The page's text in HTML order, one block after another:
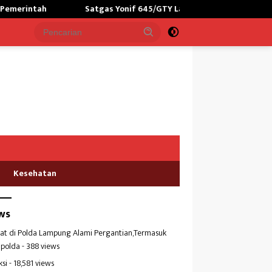
Yonif 645/GTY Latih dan Siapkan Paskibraka Kabupaten Yalimo
Kesehatan
di Polda Lampung Alami Pergantian,Termasuk
- 388 views
- 18,581 views